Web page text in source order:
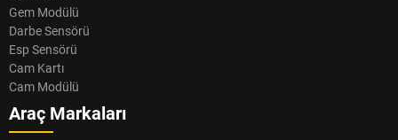
Gem Modülü
Darbe Sensörü
Esp Sensörü
Cam Kartı
Cam Modülü
Araç Markaları